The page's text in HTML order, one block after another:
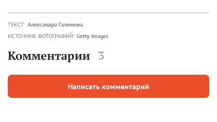
ТЕКСТ: Александра Галимова
ИСТОЧНИК ФОТОГРАФИЙ: Getty Images
Комментарии 3
Написать комментарий